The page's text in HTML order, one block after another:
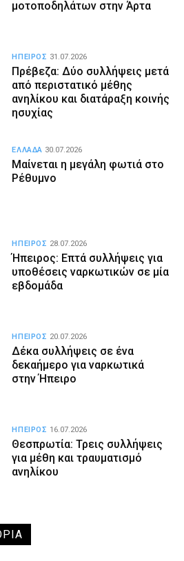
μοτοποδηλάτων στην Άρτα
Πρέβεζα: Δύο συλλήψεις μετά
από περιστατικό μέθης
ανηλίκου και διατάραξη κοινής
ησυχίας
ΗΠΕΙΡΟΣ 31.07.2026
Μαίνεται η μεγάλη φωτιά στο
Ρέθυμνο
ΕΛΛΑΔΑ 30.07.2026
Ήπειρος: Επτά συλλήψεις για
υποθέσεις ναρκωτικών σε μία
εβδομάδα
ΗΠΕΙΡΟΣ 28.07.2026
Δέκα συλλήψεις σε ένα
δεκαήμερο για ναρκωτικά
στην Ήπειρο
ΗΠΕΙΡΟΣ 20.07.2026
Θεσπρωτία: Τρεις συλλήψεις
για μέθη και τραυματισμό
ανηλίκου
ΗΠΕΙΡΟΣ 16.07.2026